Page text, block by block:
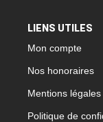
LIENS UTILES
Mon compte
Nos honoraires
Mentions légales
Politique de